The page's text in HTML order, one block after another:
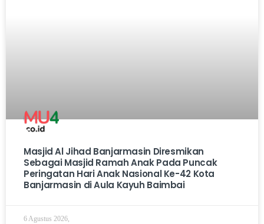
Masjid Al Jihad Banjarmasin Diresmikan
Sebagai Masjid Ramah Anak Pada Puncak
Peringatan Hari Anak Nasional Ke-42 Kota
Banjarmasin di Aula Kayuh Baimbai
6 Agustus 2026,